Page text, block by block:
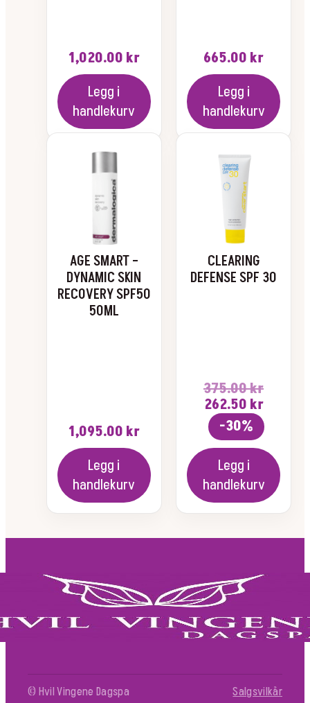
1,020.00 kr
Legg i
handlekurv
665.00 kr
Legg i
handlekurv
AGE SMART –
DYNAMIC SKIN
RECOVERY SPF50
50ML
1,095.00 kr
Legg i
handlekurv
CLEARING
DEFENSE SPF 30
375.00kr
Opprinnelig
pris
var:
375.00 kr.
262.50 kr
pris
er:
262.50
-30%
Legg i
handlekurv
© Hvil Vingene Dagspa Salgsvilkår